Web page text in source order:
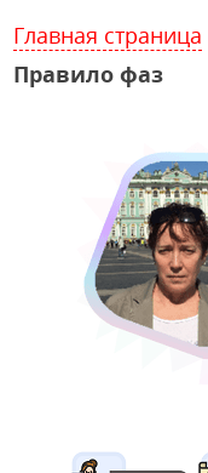
Главная страница
Правило фаз